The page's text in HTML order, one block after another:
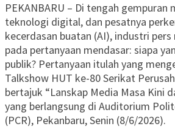
PEKANBARU – Di tengah gempuran
teknologi digital, dan pesatnya
kecerdasan buatan (AI), industri
pada pertanyaan mendasar: siapa
publik? Pertanyaan itulah yang
Talkshow HUT ke-80 Serikat
bertajuk “Lanskap Media Masa Kini
yang berlangsung di Auditorium
(PCR), Pekanbaru, Senin (8/6/2026).